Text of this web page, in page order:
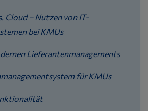
Cloud – Nutzen von IT-
bei KMUs
Lieferantenmanagements
für KMUs